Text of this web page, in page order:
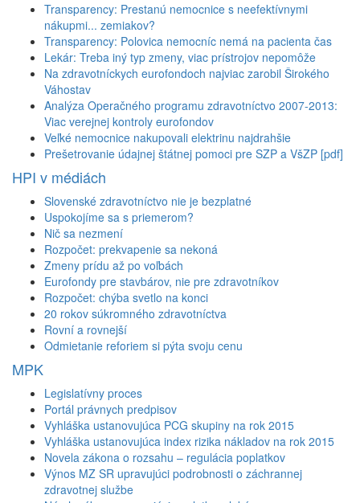
Transparency: Prestanú nemocnice s neefektívnymi
nákupmi... zemiakov?
Transparency: Polovica nemocníc nemá na pacienta čas
Lekár: Treba iný typ zmeny, viac prístrojov nepomôže
Na zdravotníckych eurofondoch najviac zarobil Širokého
Váhostav
Analýza Operačného programu zdravotníctvo 2007-2013:
Viac verejnej kontroly eurofondov
Veľké nemocnice nakupovali elektrinu najdrahšie
Prešetrovanie údajnej štátnej pomoci pre SZP a VšZP [pdf]
HPI v médiách
Slovenské zdravotníctvo nie je bezplatné
Uspokojíme sa s priemerom?
Nič sa nezmení
Rozpočet: prekvapenie sa nekoná
Zmeny prídu až po voľbách
Eurofondy pre stavbárov, nie pre zdravotníkov
Rozpočet: chýba svetlo na konci
20 rokov súkromného zdravotníctva
Rovní a rovnejší
Odmietanie reforiem si pýta svoju cenu
MPK
Legislatívny proces
Portál právnych predpisov
Vyhláška ustanovujúca PCG skupiny na rok 2015
Vyhláška ustanovujúca index rizika nákladov na rok 2015
Novela zákona o rozsahu – regulácia poplatkov
Výnos MZ SR upravujúci podrobnosti o záchrannej
zdravotnej službe